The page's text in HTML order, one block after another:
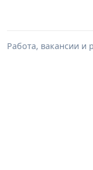
Работа, вакансии и